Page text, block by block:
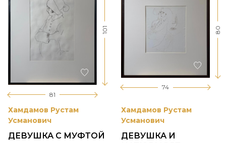
81
101
Хамдамов Рустам
Усманович
ДЕВУШКА С МУФТОЙ
74
80
Хамдамов Рустам
Усманович
ДЕВУШКА И